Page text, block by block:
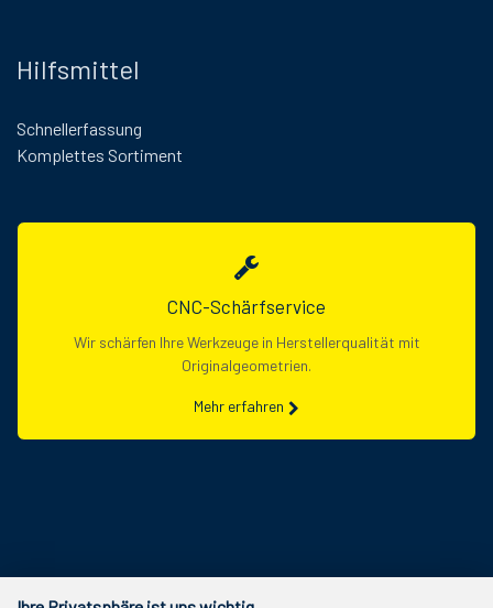
Hilfsmittel
Schnellerfassung
Komplettes Sortiment
CNC-Schärfservice
Wir schärfen Ihre Werkzeuge in Herstellerqualität mit
Originalgeometrien.
Mehr erfahren